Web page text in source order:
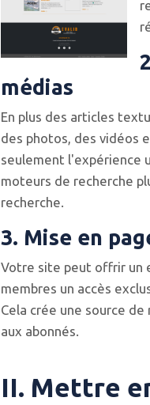
médias
En plus des articles
des photos, des vidéos
seulement l'expérience
moteurs de recherche
recherche.
3. Mise en
Votre site peut offrir un
membres un accès
Cela crée une source
aux abonnés.
II. Mettre